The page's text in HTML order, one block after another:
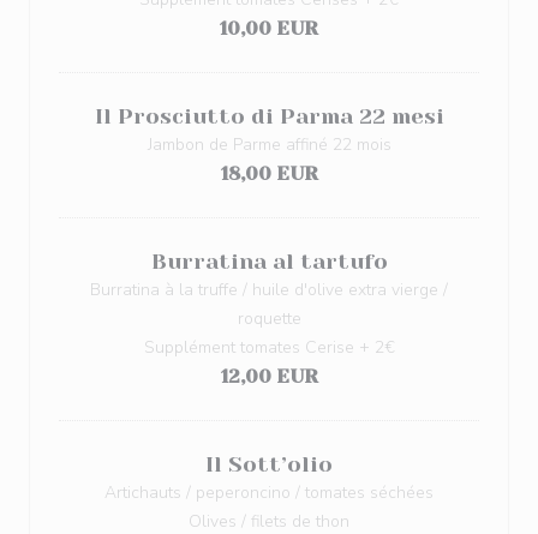
10,00 EUR
Il Prosciutto di Parma 22 mesi
Jambon de Parme affiné 22 mois
18,00 EUR
Burratina al tartufo
Burratina à la truffe / huile d'olive extra vierge /
roquette
Supplément tomates Cerise + 2€
12,00 EUR
Il Sott’olio
Artichauts / peperoncino / tomates séchées
Olives / filets de thon